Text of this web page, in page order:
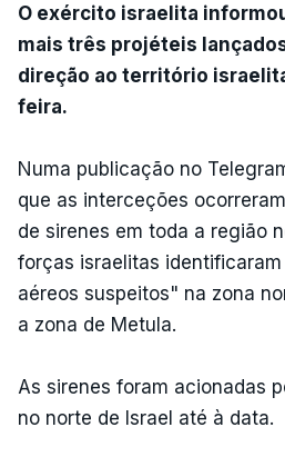
O exército israelita
mais três projéteis
direção ao território
feira.
Numa publicação no
que as interceções
de sirenes em toda a região
forças israelitas
aéreos suspeitos" na zona
a zona de Metula.
As sirenes foram acionadas
no norte de Israel até à data.